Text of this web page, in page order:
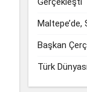
Maltepe’de,
Başkan
Türk